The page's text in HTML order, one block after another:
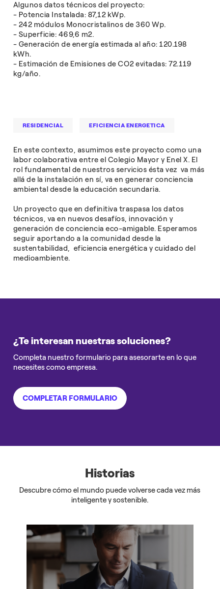
Algunos datos técnicos del proyecto:
- Potencia Instalada: 87,12 kWp.
- 242 módulos Monocristalinos de 360 Wp.
- Superficie: 469,6 m2.
- Generación de energía estimada al año: 120.198
kWh.
- Estimación de Emisiones de CO2 evitadas: 72.119
kg/año.
RESIDENCIAL EFICIENCIA ENERGETICA
En este contexto, asumimos este proyecto como una
labor colaborativa entre el Colegio Mayor y Enel X. El
rol fundamental de nuestros servicios ésta vez va más
allá de la instalación en sí, va en generar conciencia
ambiental desde la educación secundaria.
Un proyecto que en definitiva traspasa los datos
técnicos, va en nuevos desafíos, innovación y
generación de conciencia eco-amigable. Esperamos
seguir aportando a la comunidad desde la
sustentabilidad, eficiencia energética y cuidado del
medioambiente.
¿Te interesan nuestras soluciones?
Completa nuestro formulario para asesorarte en lo que
necesites como empresa.
COMPLETAR FORMULARIO
Historias
Descubre cómo el mundo puede volverse cada vez más
inteligente y sostenible.